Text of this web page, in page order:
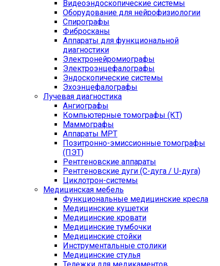
Видеоэндоскопические системы
Оборудование для нейрофизиологии
Спирографы
Фибросканы
Аппараты для функциональной
диагностики
Электронейромиографы
Электроэнцефалографы
Эндоскопические системы
Эхоэнцефалографы
Лучевая диагностика
Ангиографы
Компьютерные томографы (КТ)
Маммографы
Аппараты МРТ
Позитронно-эмиссионные томографы
(ПЭТ)
Рентгеновские аппараты
Рентгеновские дуги (С-дуга / U-дуга)
Циклотрон-системы
Медицинская мебель
Функциональные медицинские кресла
Медицинские кушетки
Медицинские кровати
Медицинские тумбочки
Медицинские стойки
Инструментальные столики
Медицинские стулья